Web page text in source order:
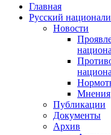
Главная
Русский
Новости
Мнения
Публикации
Документы
Архив